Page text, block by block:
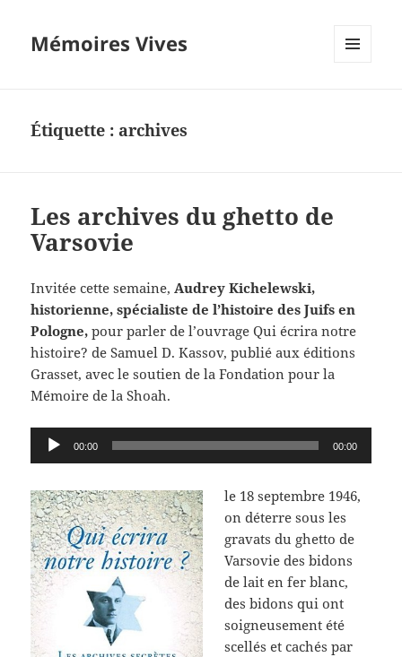
Mémoires Vives
Étiquette : archives
Les archives du ghetto de
Varsovie
Invitée cette semaine,Audrey Kichelewski,
historienne, spécialiste de l’histoire des Juifs en
Pologne, pour parler de l’ouvrage Qui écrira notre
histoire? de Samuel D. Kassov, publié aux éditions
Grasset, avec le soutien de la Fondation pour la
Mémoire de la Shoah.
Lecteur
audio
00:00 00:00
le 18 septembre 1946,
on déterre sous les
gravats du ghetto de
Varsovie des bidons
de lait en fer blanc,
des bidons qui ont
soigneusement été
scellés et cachés par